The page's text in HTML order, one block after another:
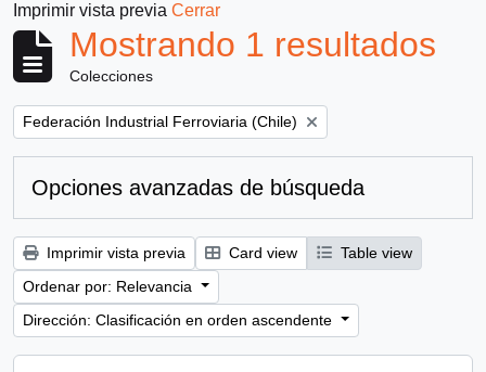
Imprimir vista previa Cerrar
Mostrando 1 resultados
Colecciones
Remove filter:
Federación Industrial Ferroviaria (Chile)
Opciones avanzadas de búsqueda
Imprimir vista previa Card view
Table view
Ordenar por: Relevancia
Dirección: Clasificación en orden ascendente